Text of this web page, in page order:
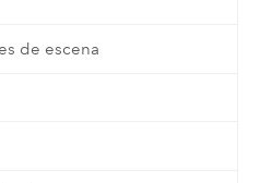
de escena